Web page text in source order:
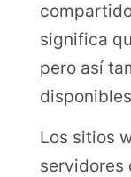
significa
pero así
Los sitios
servidores